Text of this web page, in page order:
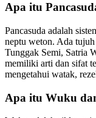
Apa itu
Pancasuda adalah
neptu weton. Ada tujuh
Tunggak Semi, Satria
memiliki arti dan sifat
mengetahui watak,
Apa itu Wuku